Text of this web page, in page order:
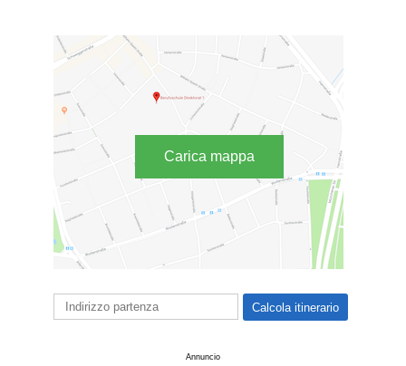
Carica mappa
Annuncio